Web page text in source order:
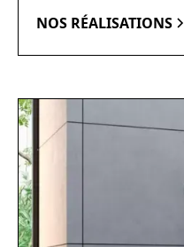
NOS RÉALISATIONS